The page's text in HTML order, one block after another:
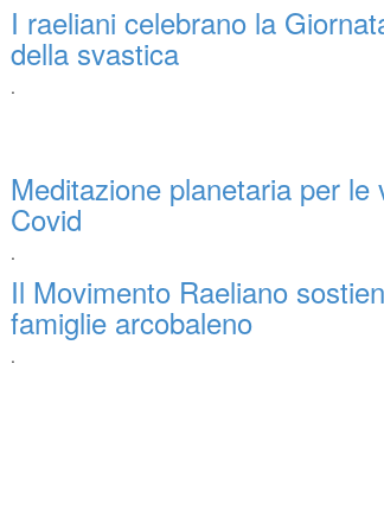
I raeliani celebrano la
della svastica
.
Meditazione planetaria per le
Covid
.
Il Movimento Raeliano
famiglie arcobaleno
.